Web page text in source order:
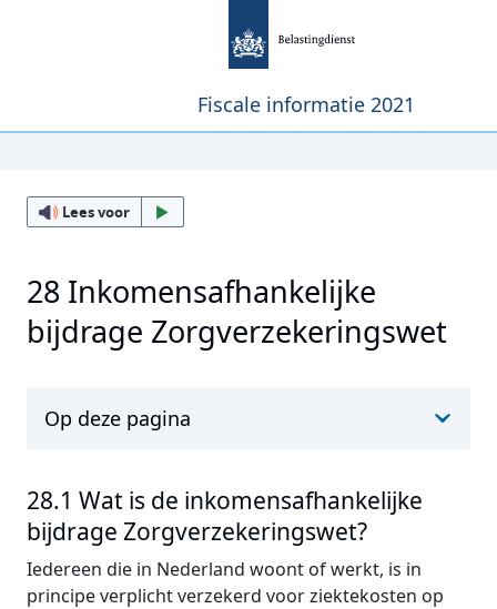
Fiscale informatie 2021
Lees voor
28 Inkomensafhankelijke
bijdrage Zorgverzekeringswet
Op deze pagina
28.1 Wat is de inkomensafhankelijke
bijdrage Zorgverzekeringswet?
Iedereen die in Nederland woont of werkt, is in
principe verplicht verzekerd voor ziektekosten op